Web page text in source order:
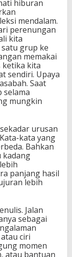
hiburan
mendalam.
perenungan
kita
grup ke
memakai
ketika kita
sendiri. Upaya
Saat
selama
mungkin
urusan
kata yang
Bahkan
kadang
panjang hasil
lebih
Jalan
sebagai
ciri
momen
atau bantuan